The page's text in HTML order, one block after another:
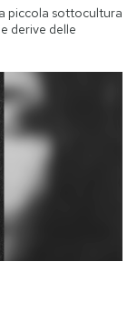
piccola sottocultura
derive delle